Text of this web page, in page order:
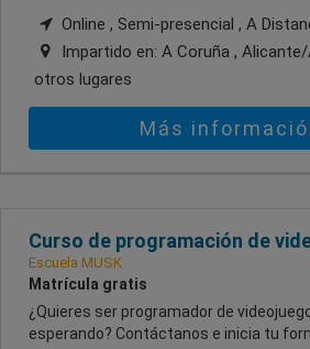
Online , Semi-presencial , A
Impartido en: A Coruña ,
otros lugares
Más
Curso de programación de
Escuela MUSK
Matrícula gratis
¿Quieres ser programador de
esperando? Contáctanos e inicia tu